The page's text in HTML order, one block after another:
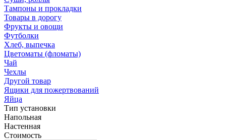
Тампоны и прокладки
Товары в дорогу
Фрукты и овощи
Футболки
Хлеб, выпечка
Цветоматы (фломаты)
Чай
Чехлы
Другой товар
Ящики для пожертвований
Яйца
Тип установки
Напольная
Настенная
Стоимость